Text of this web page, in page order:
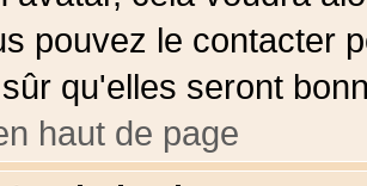
pouvez le contacter
qu'elles seront
haut de page